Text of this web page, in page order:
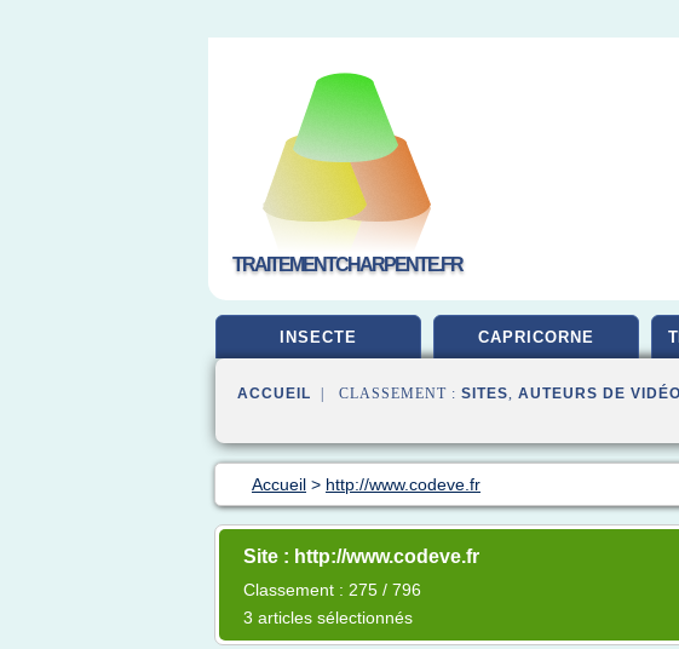
TRAITEMENTCHARPENTE.FR
INSECTE CAPRICORNE
ACCUEIL | CLASSEMENT : SITES, AUTEURS DE
Accueil > http://www.codeve.fr
Site : http://www.codeve.fr
Classement : 275 / 796
3 articles sélectionnés